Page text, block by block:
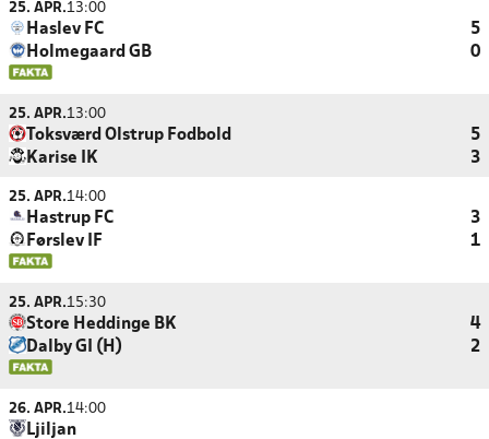
25. APR.13:00
Haslev FC
5
Holmegaard GB
0
25. APR.13:00
Toksværd Olstrup Fodbold
5
Karise IK
3
25. APR.14:00
Hastrup FC
3
Førslev IF
1
25. APR.15:30
Store Heddinge BK
4
Dalby GI (H)
2
26. APR.14:00
Ljiljan